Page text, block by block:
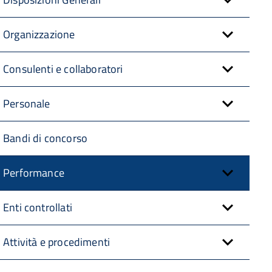
Organizzazione
Consulenti e collaboratori
Personale
Bandi di concorso
Performance
Enti controllati
Attività e procedimenti